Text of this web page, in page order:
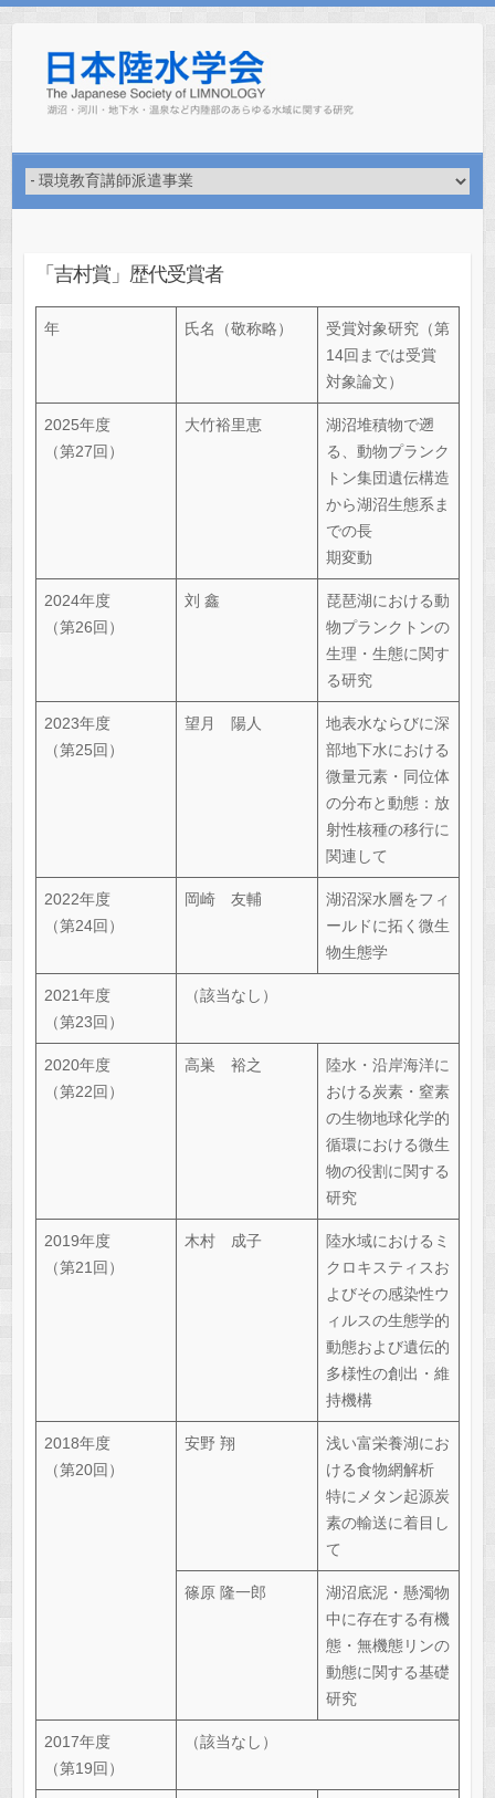
「吉村賞」歴代受賞者
年 氏名（敬称略）
受賞対象研究（第
14回までは受賞
対象論文）
2025年度
（第27回）
大竹裕里恵
湖沼堆積物で遡
る、動物プランク
トン集団遺伝構造
から湖沼生態系ま
での長
期変動
2024年度
（第26回）
刘 鑫
琵琶湖における動
物プランクトンの
生理・生態に関す
る研究
2023年度
（第25回）
望月 陽人
地表水ならびに深
部地下水における
微量元素・同位体
の分布と動態：放
射性核種の移行に
関連して
2022年度
（第24回）
岡崎 友輔
湖沼深水層をフィ
ールドに拓く微生
物生態学
2021年度
（第23回）
（該当なし）
2020年度
（第22回）
高巣 裕之
陸水・沿岸海洋に
おける炭素・窒素
の生物地球化学的
循環における微生
物の役割に関する
研究
2019年度
（第21回）
木村 成子
陸水域におけるミ
クロキスティスお
よびその感染性ウ
ィルスの生態学的
動態および遺伝的
多様性の創出・維
持機構
2018年度
（第20回）
安野 翔
浅い富栄養湖にお
ける食物網解析
特にメタン起源炭
素の輸送に着目し
て
篠原 隆一郎
湖沼底泥・懸濁物
中に存在する有機
態・無機態リンの
動態に関する基礎
研究
2017年度
（第19回）
（該当なし）